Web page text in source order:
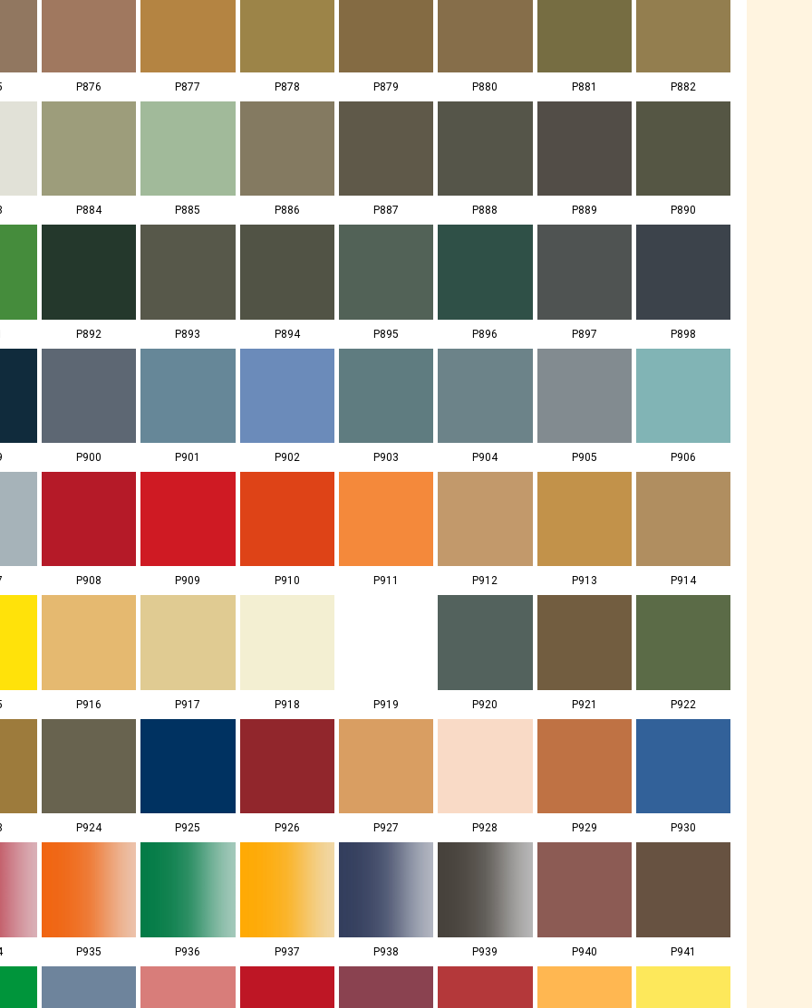
P876 P877 P878 P879 P880 P881 P882
P884 P885 P886 P887 P888 P889 P890
P892 P893 P894 P895 P896 P897 P898
P900 P901 P902 P903 P904 P905 P906
P908 P909 P910 P911 P912 P913 P914
P916 P917 P918 P919 P920 P921 P922
P924 P925 P926 P927 P928 P929 P930
P935 P936 P937 P938 P939 P940 P941